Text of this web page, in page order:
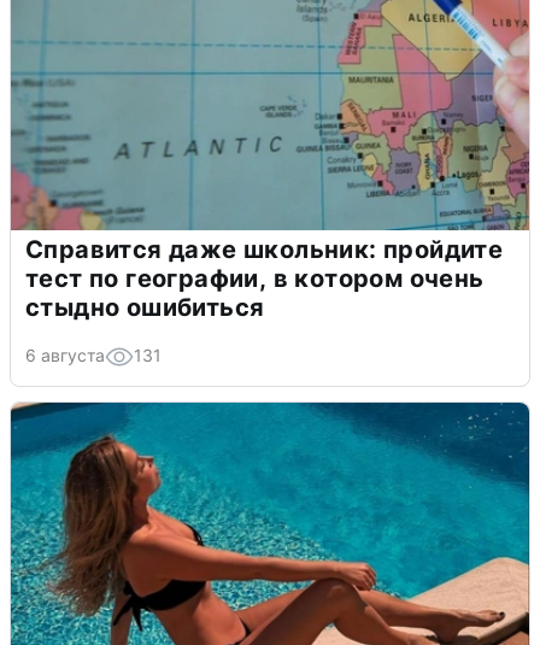
Справится даже школьник: пройдите
тест по географии, в котором очень
стыдно ошибиться
6 августа 131